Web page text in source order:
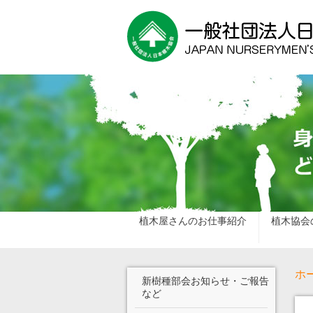
植木屋さんのお仕事紹介 植木協会
ホ
新樹種部会お知らせ・ご報告
など